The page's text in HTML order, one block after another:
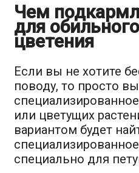
Чем
для
цветения
Если вы не хотите
поводу, то просто
или цветущих
вариантом будет
специально для